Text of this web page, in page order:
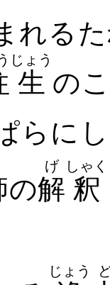
れ​る​
生
じょう
の​
らに​
の解
げ
釈
しゃく
じょう